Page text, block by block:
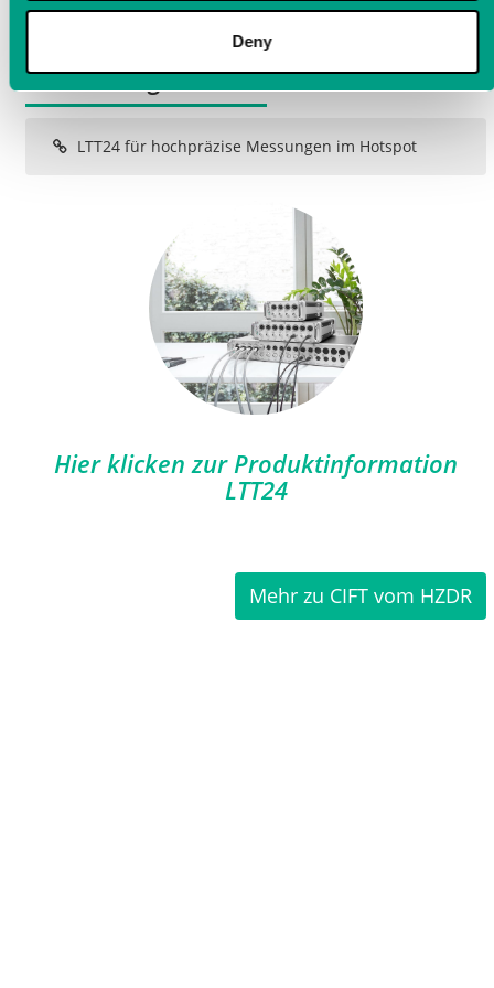
Deny
In unserem Anwendungsbericht erfahren Sie alle Details:
Anwendungsberichte
LTT24 für hochpräzise Messungen im Hotspot
Hier klicken zur Produktinformation
LTT24
Mehr zu CIFT vom HZDR